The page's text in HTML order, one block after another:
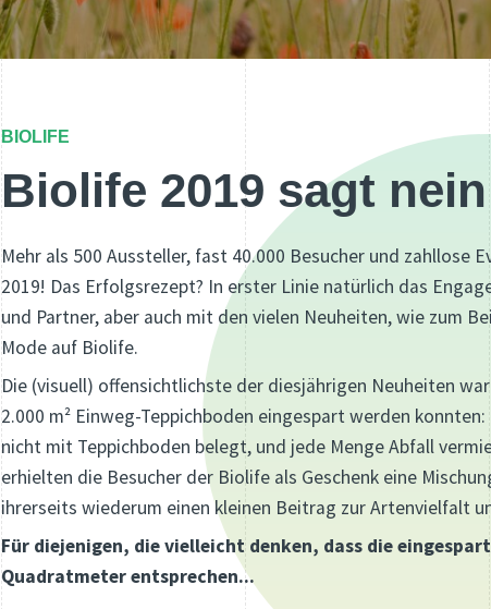
BIOLIFE
Biolife 2019 sagt
Mehr als 500 Aussteller, fast 40.000 Besucher und zahllose
2019! Das Erfolgsrezept? In erster Linie natürlich das
und Partner, aber auch mit den vielen Neuheiten, wie zum
Mode auf Biolife.
Die (visuell) offensichtlichste der diesjährigen Neuheiten
2.000 m² Einweg-Teppichboden eingespart werden
nicht mit Teppichboden belegt, und jede Menge Abfall
erhielten die Besucher der Biolife als Geschenk eine
ihrerseits wiederum einen kleinen Beitrag zur Artenvielfalt
Für diejenigen, die vielleicht denken, dass die
Quadratmeter entsprechen...